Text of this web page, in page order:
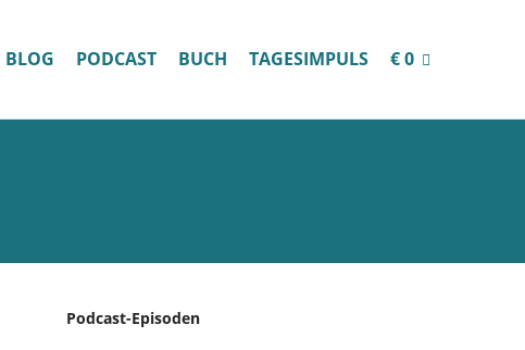
BLOG PODCAST BUCH TAGESIMPULS € 0
Podcast-Episoden